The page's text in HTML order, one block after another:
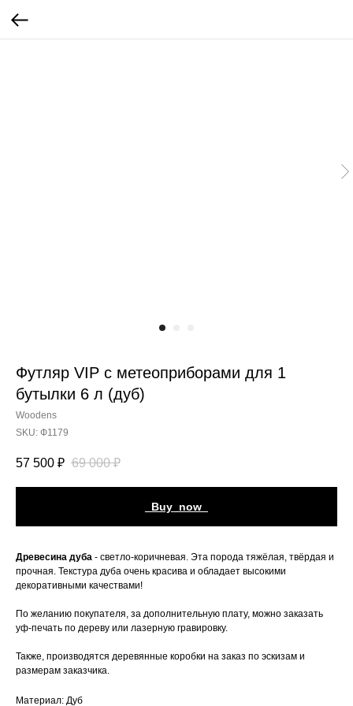
Футляр VIP с метеоприборами для 1
бутылки 6 л (дуб)
Woodens
SKU: Ф1179
57 500 ₽ 69 000 ₽
_Buy_now_
Древесина дуба - светло-коричневая. Эта порода тяжёлая, твёрдая и
прочная. Текстура дуба очень красива и обладает высокими
декоративными качествами!
По желанию покупателя, за дополнительную плату, можно заказать
уф-печать по дереву или лазерную гравировку.
Также, производятся деревянные коробки на заказ по эскизам и
размерам заказчика.
Материал: Дуб